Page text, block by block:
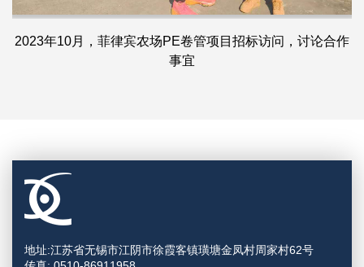
2023年10月，菲律宾农场PE卷管项目招标访问，讨论合作
事宜
地址:江苏省无锡市江阴市徐霞客镇璜塘金凤村周家村62号